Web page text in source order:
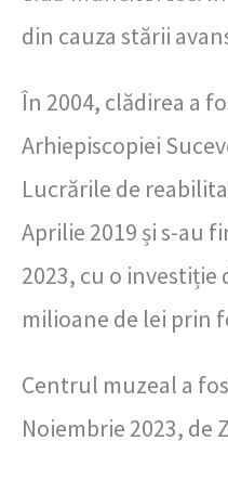
din cauza stării
În 2004, clădirea a
Arhiepiscopiei
Lucrările de
Aprilie 2019 și s-au
2023, cu o investiție
milioane de lei prin
Centrul muzeal a
Noiembrie 2023, de